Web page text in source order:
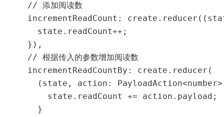
    // 添加阅读数
incrementReadCount:
      state.readCount++;
    }),
    // 根据传入的参数增加阅读数
    incrementReadCountBy: create.reducer(
(state, action:
        state.readCount += action.payload;
      }